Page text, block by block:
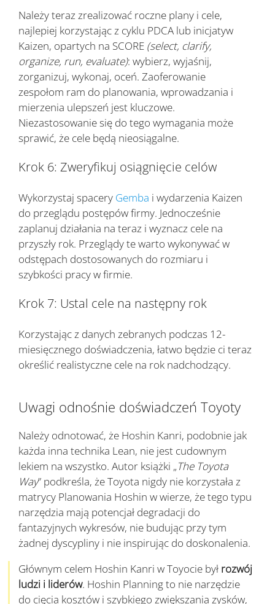
Należy teraz zrealizować roczne plany i cele,
najlepiej korzystając z cyklu PDCA lub inicjatyw
Kaizen, opartych na SCORE (select, clarify,
organize, run, evaluate): wybierz, wyjaśnij,
zorganizuj, wykonaj, oceń. Zaoferowanie
zespołom ram do planowania, wprowadzania i
mierzenia ulepszeń jest kluczowe.
Niezastosowanie się do tego wymagania może
sprawić, że cele będą nieosiągalne.
Krok 6: Zweryfikuj osiągnięcie celów
Wykorzystaj spacery Gemba i wydarzenia Kaizen
do przeglądu postępów firmy. Jednocześnie
zaplanuj działania na teraz i wyznacz cele na
przyszły rok. Przeglądy te warto wykonywać w
odstępach dostosowanych do rozmiaru i
szybkości pracy w firmie.
Krok 7: Ustal cele na następny rok
Korzystając z danych zebranych podczas 12-
miesięcznego doświadczenia, łatwo będzie ci teraz
określić realistyczne cele na rok nadchodzący.
Uwagi odnośnie doświadczeń Toyoty
Należy odnotować, że Hoshin Kanri, podobnie jak
każda inna technika Lean, nie jest cudownym
lekiem na wszystko. Autor książki „The Toyota
Way” podkreśla, że Toyota nigdy nie korzystała z
matrycy Planowania Hoshin w wierze, że tego typu
narzędzia mają potencjał degradacji do
fantazyjnych wykresów, nie budując przy tym
żadnej dyscypliny i nie inspirując do doskonalenia.
Głównym celem Hoshin Kanri w Toyocie był rozwój
ludzi i liderów. Hoshin Planning to nie narzędzie
do cięcia kosztów i szybkiego zwiększania zysków,